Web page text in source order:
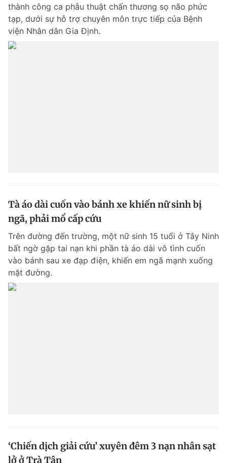
thành công ca phẫu thuật chấn thương sọ não phức
tạp, dưới sự hỗ trợ chuyên môn trực tiếp của Bệnh
viện Nhân dân Gia Định.
Tà áo dài cuốn vào bánh xe khiến nữ sinh bị
ngã, phải mổ cấp cứu
Trên đường đến trường, một nữ sinh 15 tuổi ở Tây Ninh
bất ngờ gặp tai nạn khi phần tà áo dài vô tình cuốn
vào bánh sau xe đạp điện, khiến em ngã mạnh xuống
mặt đường.
‘Chiến dịch giải cứu’ xuyên đêm 3 nạn nhân sạt
lở ở Trà Tân